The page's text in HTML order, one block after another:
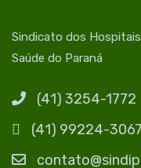
Sindicato dos
Saúde do Paraná
(41) 3254-1772
(41) 99224-3067